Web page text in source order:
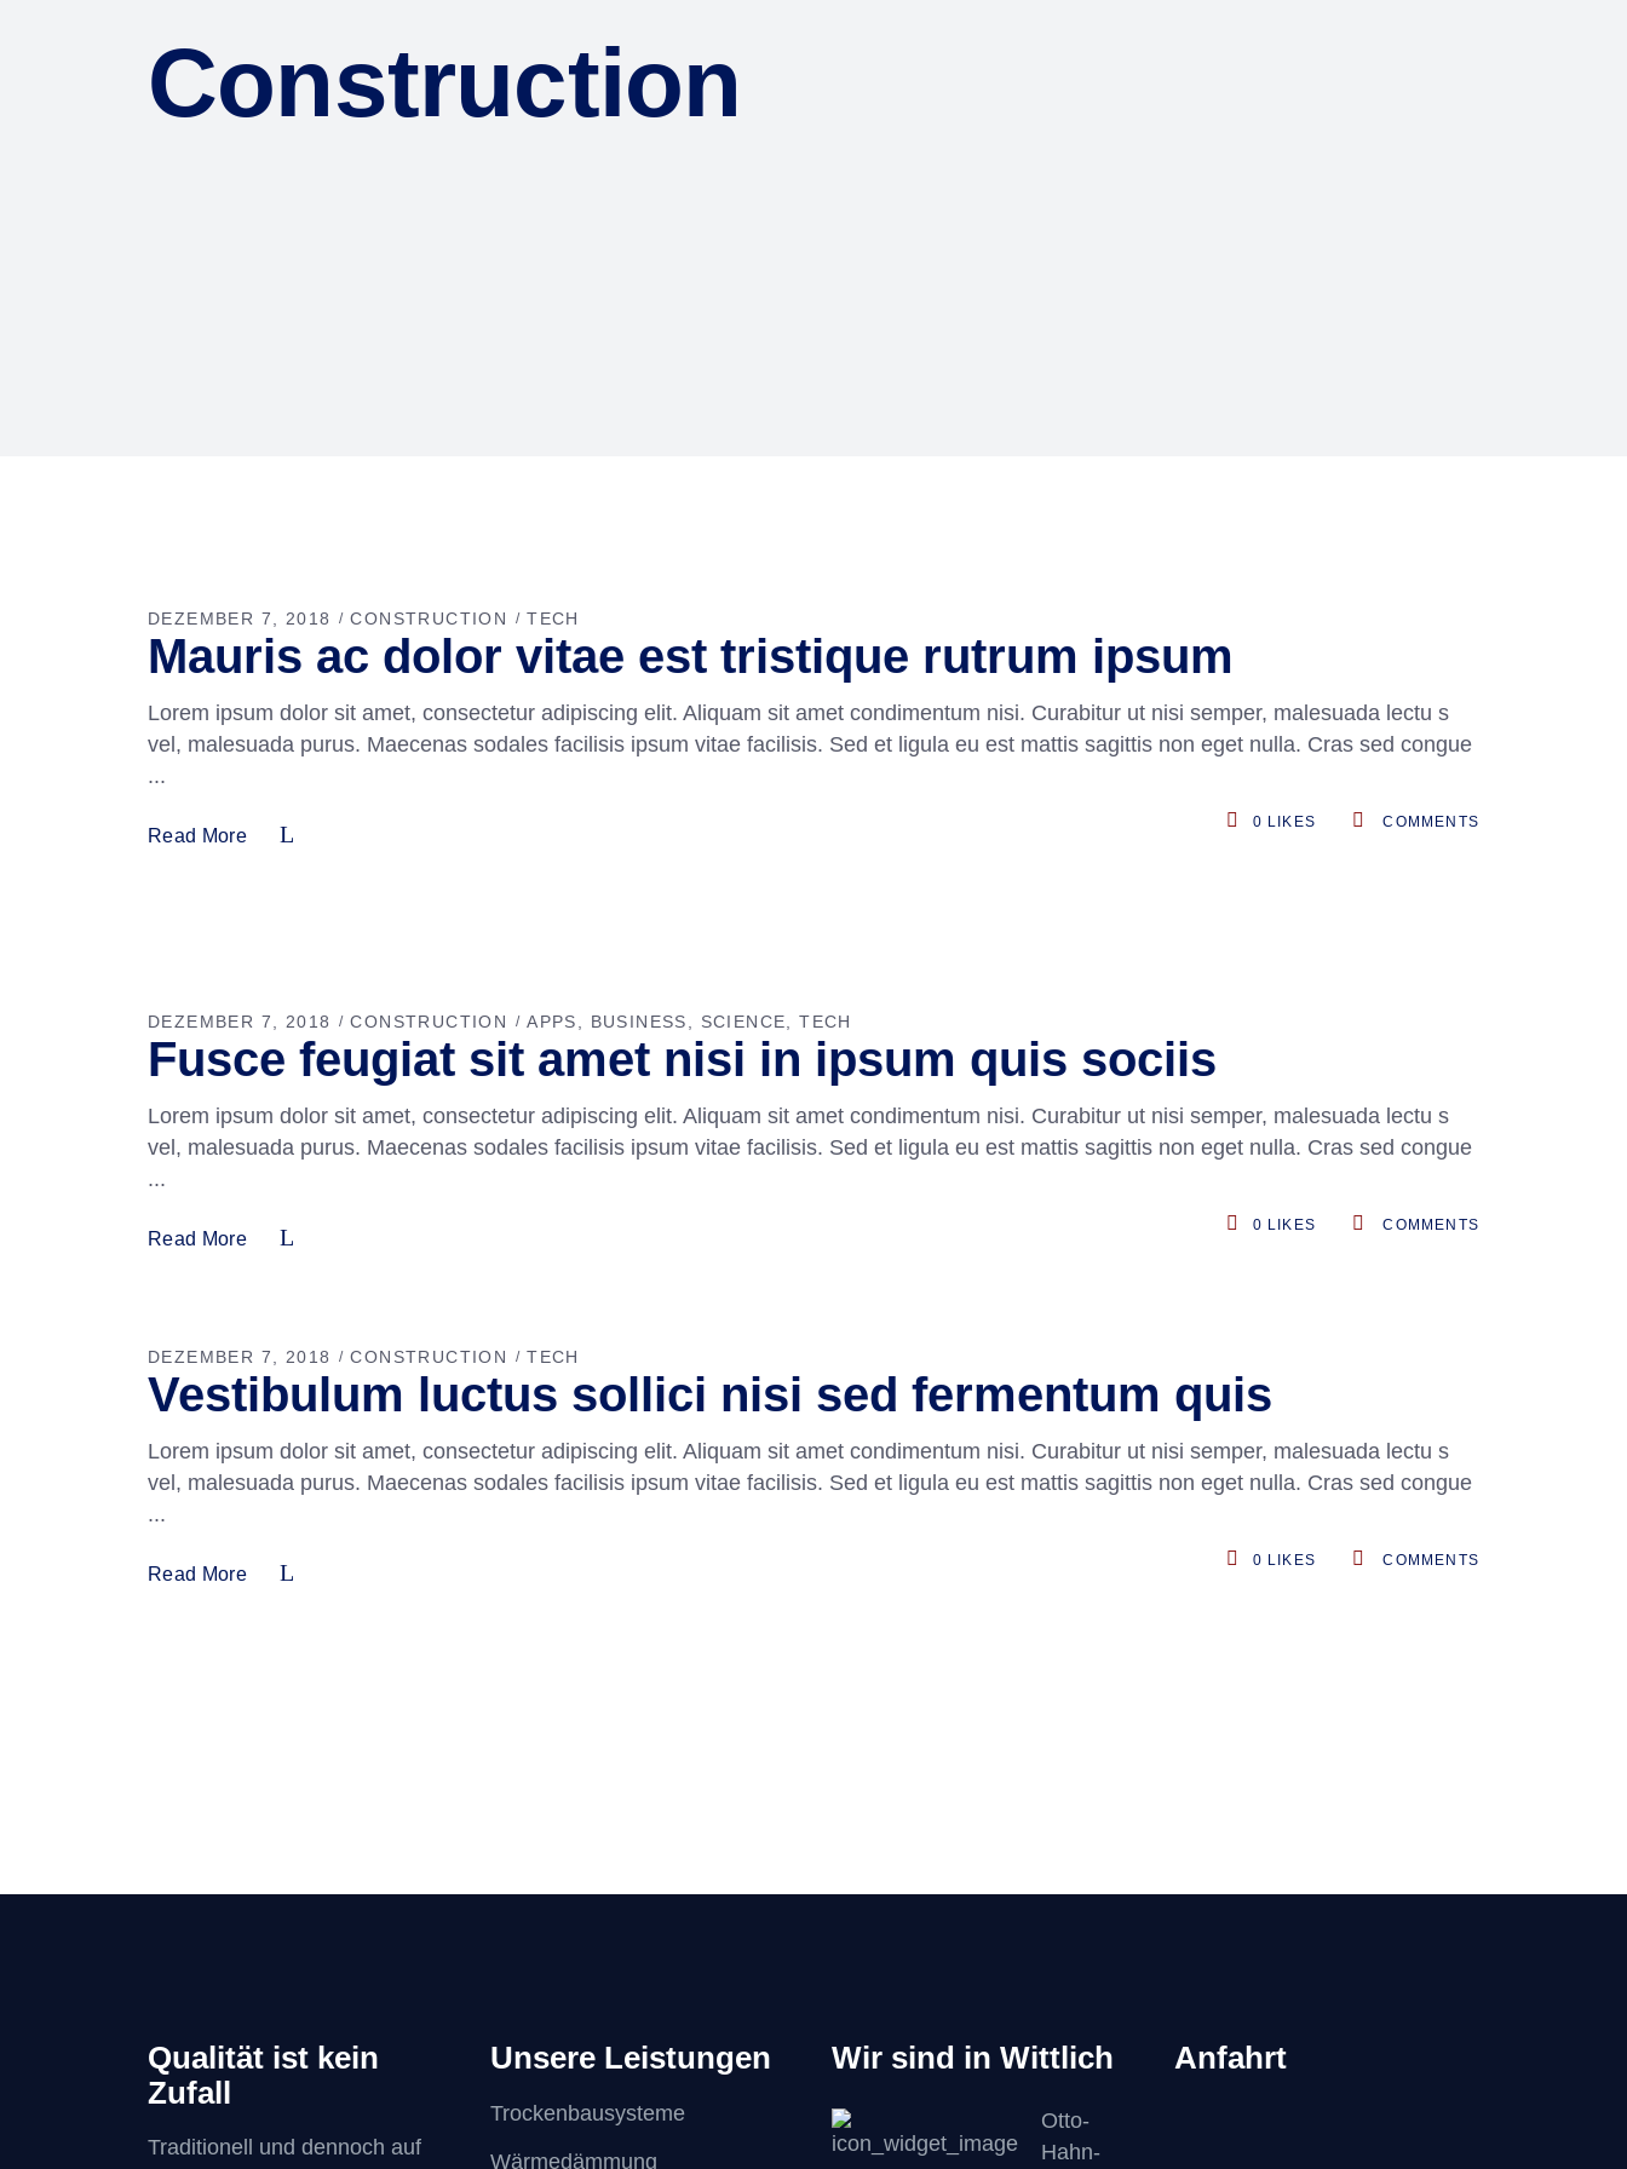
Construction
DEZEMBER 7, 2018 CONSTRUCTION TECH
Mauris ac dolor vitae est tristique rutrum ipsum
Lorem ipsum dolor sit amet, consectetur adipiscing elit. Aliquam sit amet condimentum nisi. Curabitur ut nisi semper, malesuada lectu s
vel, malesuada purus. Maecenas sodales facilisis ipsum vitae facilisis. Sed et ligula eu est mattis sagittis non eget nulla. Cras sed congue
Read More
COMMENTS
0 LIKES
DEZEMBER 7, 2018 CONSTRUCTION APPS BUSINESS SCIENCE TECH
Fusce feugiat sit amet nisi in ipsum quis sociis
Lorem ipsum dolor sit amet, consectetur adipiscing elit. Aliquam sit amet condimentum nisi. Curabitur ut nisi semper, malesuada lectu s
vel, malesuada purus. Maecenas sodales facilisis ipsum vitae facilisis. Sed et ligula eu est mattis sagittis non eget nulla. Cras sed congue
Read More
COMMENTS
0 LIKES
DEZEMBER 7, 2018 CONSTRUCTION TECH
Vestibulum luctus sollici nisi sed fermentum quis
Lorem ipsum dolor sit amet, consectetur adipiscing elit. Aliquam sit amet condimentum nisi. Curabitur ut nisi semper, malesuada lectu s
vel, malesuada purus. Maecenas sodales facilisis ipsum vitae facilisis. Sed et ligula eu est mattis sagittis non eget nulla. Cras sed congue
Read More
COMMENTS
0 LIKES
Qualität ist kein
Zufall
Traditionell und dennoch auf
Unsere Leistungen
Trockenbausysteme
Wärmedämmung
Wir sind in Wittlich
Otto-
Hahn-
Anfahrt